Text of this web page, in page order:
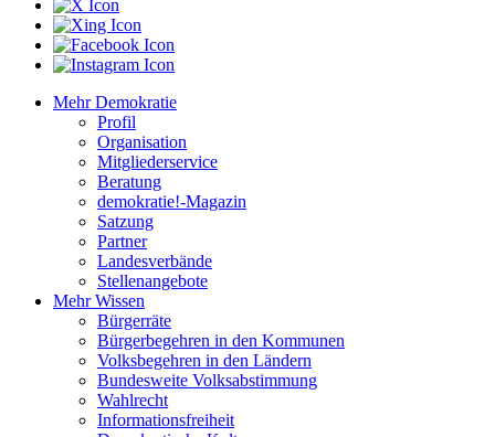
Mehr Demokratie
Profil
Organisation
Mitgliederservice
Beratung
demokratie!-Magazin
Satzung
Partner
Landesverbände
Stellenangebote
Mehr Wissen
Bürgerräte
Bürgerbegehren in den Kommunen
Volksbegehren in den Ländern
Bundesweite Volksabstimmung
Wahlrecht
Informationsfreiheit